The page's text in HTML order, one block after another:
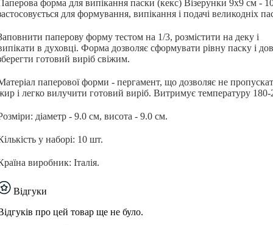
форма для випікання паски (кекс) Візерунки 9х9 см -
для формування, випікання і подачі великодніх
паперову форму тестом на 1/3, розмістити на деку і
в духовці. Форма дозволяє сформувати рівну паску і
готовий виріб свіжим.
паперової форми - пергамент, що дозволяє не
і легко вилучити готовий виріб. Витримує температуру
діаметр - 9.0 см, висота - 9.0 см.
у наборі: 10 шт.
виробник: Італія.
Відгуки
про цей товар ще не було.